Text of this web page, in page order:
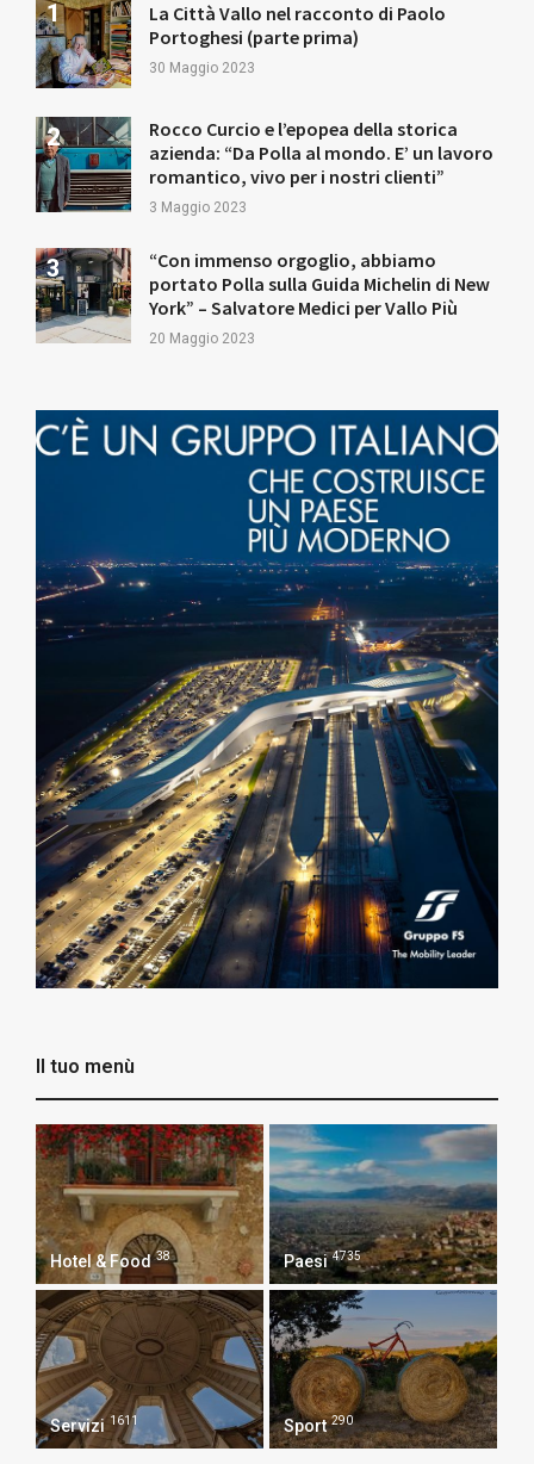
La Città Vallo nel racconto di Paolo
Portoghesi (parte prima)
30 Maggio 2023
Rocco Curcio e l’epopea della storica
azienda: “Da Polla al mondo. E’ un lavoro
romantico, vivo per i nostri clienti”
3 Maggio 2023
“Con immenso orgoglio, abbiamo
portato Polla sulla Guida Michelin di New
York” – Salvatore Medici per Vallo Più
20 Maggio 2023
Il tuo menù
Hotel & Food 38 Paesi 4735
Servizi 1611 Sport 290